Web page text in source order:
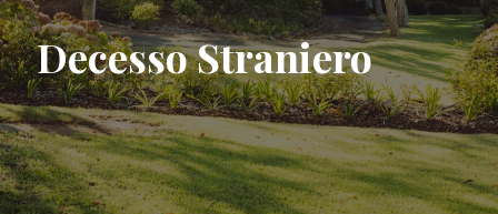
Decesso Straniero